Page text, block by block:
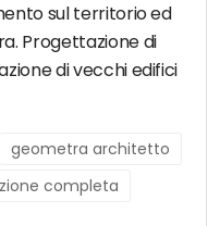
sul territorio ed
Progettazione di
di vecchi edifici
geometra architetto
completa